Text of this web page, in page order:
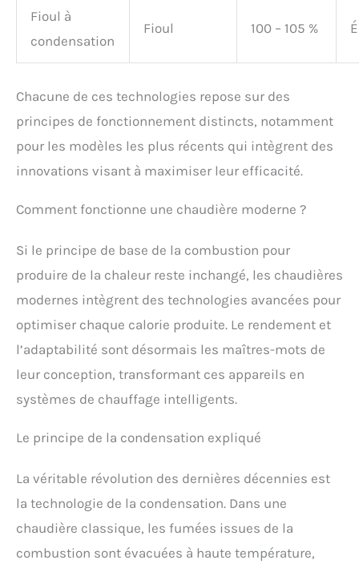
Fioul à
condensation
Fioul 100 – 105 %
Chacune de ces technologies repose sur des
principes de fonctionnement distincts, notamment
pour les modèles les plus récents qui intègrent des
innovations visant à maximiser leur efficacité.
Comment fonctionne une chaudière moderne ?
Si le principe de base de la combustion pour
produire de la chaleur reste inchangé, les chaudières
modernes intègrent des technologies avancées pour
optimiser chaque calorie produite. Le rendement et
l’adaptabilité sont désormais les maîtres-mots de
leur conception, transformant ces appareils en
systèmes de chauffage intelligents.
Le principe de la condensation expliqué
La véritable révolution des dernières décennies est
la technologie de la condensation. Dans une
chaudière classique, les fumées issues de la
combustion sont évacuées à haute température,